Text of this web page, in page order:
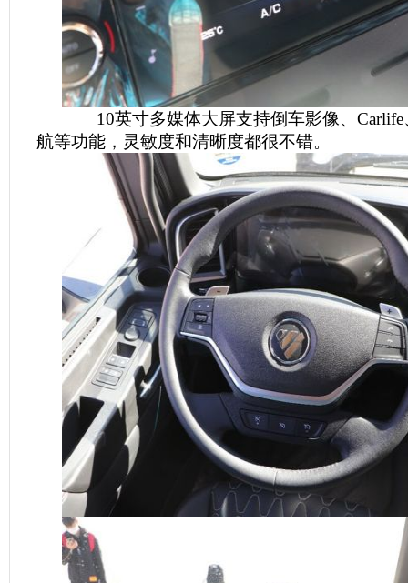
10英寸多媒体大屏支持倒车影像、Carlife
航等功能，灵敏度和清晰度都很不错。